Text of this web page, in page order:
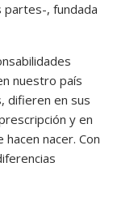
partes-, fundada
nuestro país
difieren en sus
y en
nacer. Con